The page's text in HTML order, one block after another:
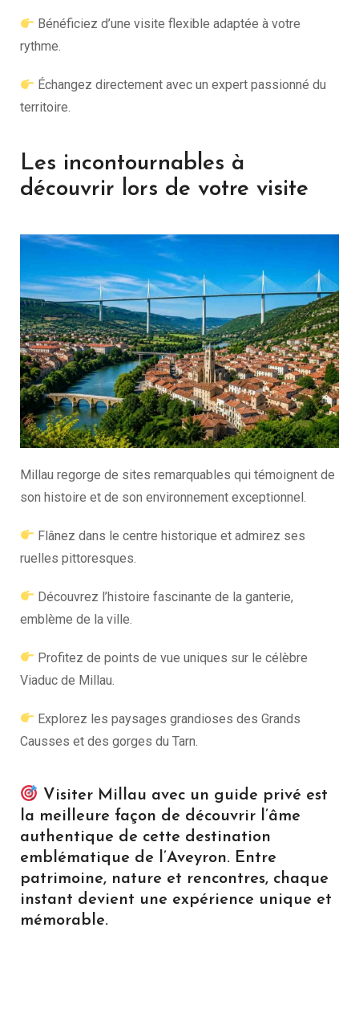
Bénéficiez d’une visite flexible adaptée à votre
rythme.
Échangez directement avec un expert passionné du
territoire.
Les incontournables à
découvrir lors de votre visite
Millau regorge de sites remarquables qui témoignent de
son histoire et de son environnement exceptionnel.
Flânez dans le centre historique et admirez ses
ruelles pittoresques.
Découvrez l’histoire fascinante de la ganterie,
emblème de la ville.
Profitez de points de vue uniques sur le célèbre
Viaduc de Millau.
Explorez les paysages grandioses des Grands
Causses et des gorges du Tarn.
Visiter Millau avec un guide privé est
la meilleure façon de découvrir l’âme
authentique de cette destination
emblématique de l’Aveyron. Entre
patrimoine, nature et rencontres, chaque
instant devient une expérience unique et
mémorable.